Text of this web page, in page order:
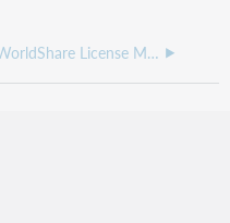
WorldShare License Manager Release Notes - June, 2024